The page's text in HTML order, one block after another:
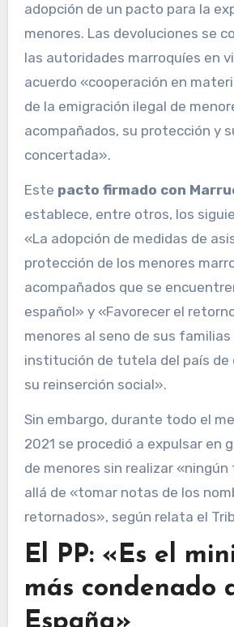
adopción de un pacto para la
menores. Las devoluciones se
las autoridades marroquíes en
acuerdo «cooperación en
de la emigración ilegal de
acompañados, su protección y
concertada».
Este pacto firmado con
establece, entre otros, los
«La adopción de medidas de
protección de los menores
acompañados que se
español» y «Favorecer el
menores al seno de sus familias
institución de tutela del país de
su reinserción social».
Sin embargo, durante todo el
2021 se procedió a expulsar en
de menores sin realizar
allá de «tomar notas de los
retornados», según relata el
El PP: «Es el
más condenado